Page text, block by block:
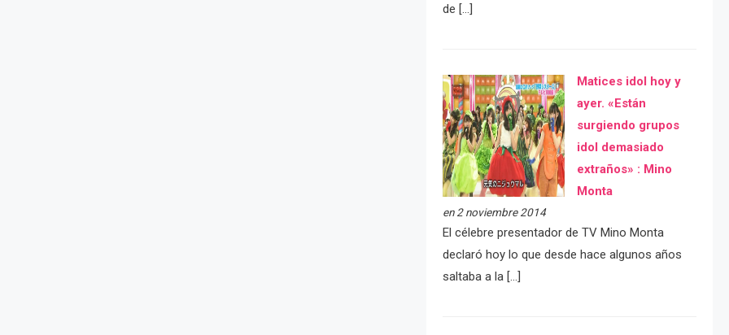
de […]
Matices idol hoy y
ayer. «Están
surgiendo grupos
idol demasiado
extraños» : Mino
Monta
en 2 noviembre 2014
El célebre presentador de TV Mino Monta
declaró hoy lo que desde hace algunos años
saltaba a la […]